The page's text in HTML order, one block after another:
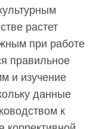
растет
при работе
правильное
и изучение
данные
к